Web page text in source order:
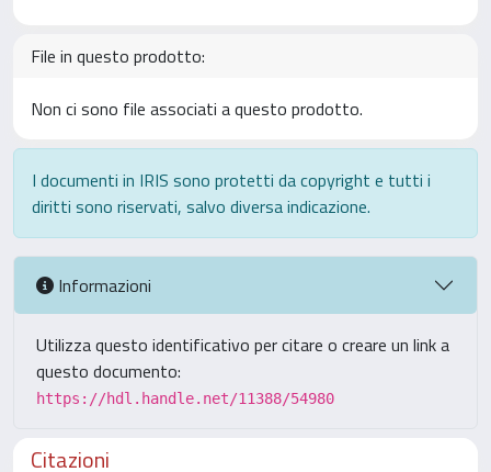
File in questo prodotto:
Non ci sono file associati a questo prodotto.
I documenti in IRIS sono protetti da copyright e tutti i
diritti sono riservati, salvo diversa indicazione.
Informazioni
Utilizza questo identificativo per citare o creare un link a
questo documento:
https://hdl.handle.net/11388/54980
Citazioni